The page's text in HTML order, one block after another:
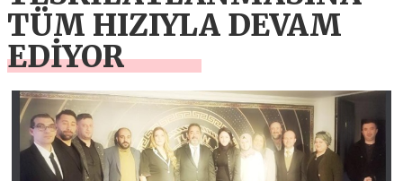
TÜM HIZIYLA DEVAM
EDİYOR